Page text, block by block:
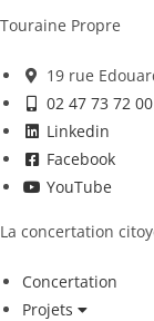
Touraine Propre
19 rue
02 47 73 72 00
Linkedin
Facebook
YouTube
La concertation
Concertation
Projets